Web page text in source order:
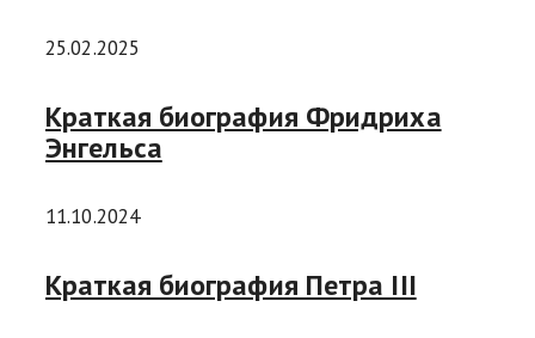
25.02.2025
Краткая биография Фридриха
Энгельса
11.10.2024
Краткая биография Петра III